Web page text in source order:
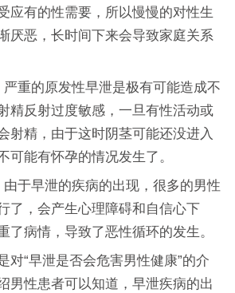
应有的性需要，所以慢慢的对性生
厌恶，长时间下来会导致家庭关系
重的原发性早泄是极有可能造成不
精反射过度敏感，一旦有性活动或
射精，由于这时阴茎可能还没进入
可能有怀孕的情况发生了。
于早泄的疾病的出现，很多的男性
了，会产生心理障碍和自信心下
了病情，导致了恶性循环的发生。
对“早泄是否会危害男性健康”的介
男性患者可以知道，早泄疾病的出